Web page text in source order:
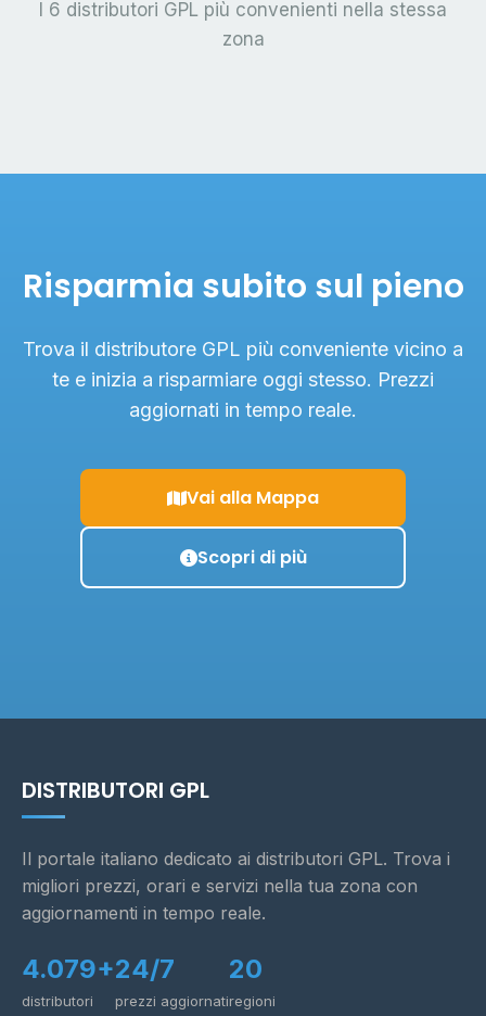
I 6 distributori GPL più convenienti nella stessa
zona
Risparmia subito sul pieno
Trova il distributore GPL più conveniente vicino a
te e inizia a risparmiare oggi stesso. Prezzi
aggiornati in tempo reale.
Vai alla Mappa
Scopri di più
DISTRIBUTORI GPL
Il portale italiano dedicato ai distributori GPL. Trova i
migliori prezzi, orari e servizi nella tua zona con
aggiornamenti in tempo reale.
4.079+
distributori
24/7
prezzi aggiornati
20
regioni